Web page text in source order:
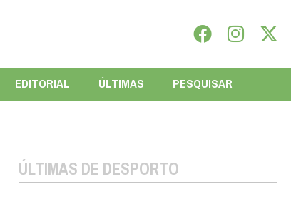
EDITORIAL ÚLTIMAS PESQUISAR
ÚLTIMAS DE DESPORTO